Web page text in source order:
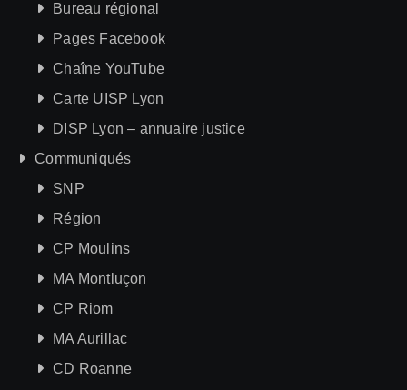
Bureau régional
Pages Facebook
Chaîne YouTube
Carte UISP Lyon
DISP Lyon – annuaire justice
Communiqués
SNP
Région
CP Moulins
MA Montluçon
CP Riom
MA Aurillac
CD Roanne